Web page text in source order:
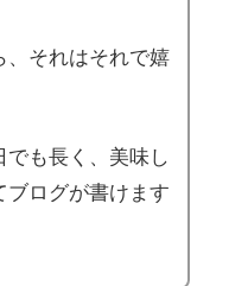
それはそれで嬉
も長く、美味し
ブログが書けます